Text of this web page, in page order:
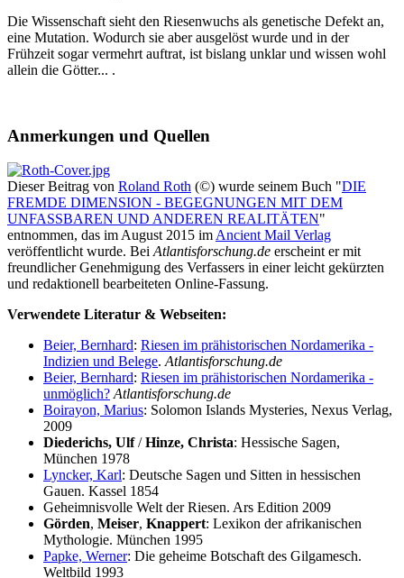
Die Wissenschaft sieht den Riesenwuchs als genetische Defekt an,
eine Mutation. Wodurch sie aber ausgelöst wurde und in der
Frühzeit sogar vermehrt auftrat, ist bislang unklar und wissen wohl
allein die Götter... .
Anmerkungen und Quellen
Dieser Beitrag von Roland Roth (©) wurde seinem Buch "DIE
FREMDE DIMENSION - BEGEGNUNGEN MIT DEM
UNFASSBAREN UND ANDEREN REALITÄTEN"
entnommen, das im August 2015 imAncient Mail Verlag
veröffentlicht wurde. BeiAtlantisforschung.de erscheint er mit
freundlicher Genehmigung des Verfassers in einer leicht gekürzten
und redaktionell bearbeiteten Online-Fassung.
Verwendete Literatur & Webseiten:
Beier, Bernhard: Riesen im prähistorischen Nordamerika -
Indizien und Belege.Atlantisforschung.de
Beier, Bernhard: Riesen im prähistorischen Nordamerika -
unmöglich? Atlantisforschung.de
Boirayon, Marius: Solomon Islands Mysteries, Nexus Verlag,
2009
Diederichs, Ulf/Hinze, Christa: Hessische Sagen,
München 1978
Lyncker, Karl: Deutsche Sagen und Sitten in hessischen
Gauen. Kassel 1854
Geheimnisvolle Welt der Riesen. Ars Edition 2009
Görden, Meiser, Knappert: Lexikon der afrikanischen
Mythologie. München 1995
Papke, Werner: Die geheime Botschaft des Gilgamesch.
Weltbild 1993